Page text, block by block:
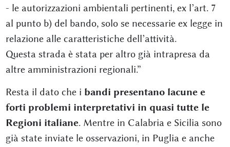
- le autorizzazioni ambientali pertinenti, ex l’art. 7
al punto b) del bando, solo se necessarie ex legge in
relazione alle caratteristiche dell’attività.
Questa strada è stata per altro già intrapresa da
altre amministrazioni regionali.”
Resta il dato che i bandi presentano lacune e
forti problemi interpretativi in quasi tutte le
Regioni italiane. Mentre in Calabria e Sicilia sono
già state inviate le osservazioni, in Puglia e anche